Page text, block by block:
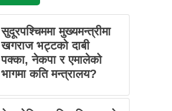
सुदूरपश्चिममा मुख्यमन्त्रीमा
खगराज भट्टको दाबी
पक्का, नेकपा र एमालेको
भागमा कति मन्त्रालय?